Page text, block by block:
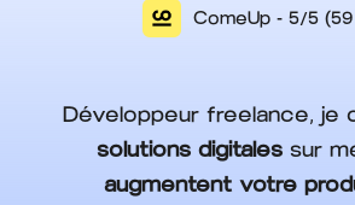
Développeur freelance, je
solutions digitalessur
augmentent votre